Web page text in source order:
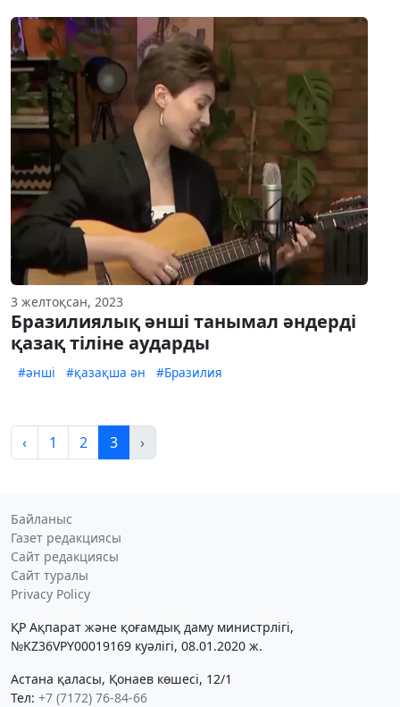
3 желтоқсан, 2023
Бразилиялық әнші танымал әндерді
қазақ тіліне аударды
#әнші #қазақша ән #Бразилия
‹ 1 2 3 ›
Байланыс
Газет редакциясы
Сайт редакциясы
Сайт туралы
Privacy Policy
ҚР Ақпарат және қоғамдық даму министрлігі,
№KZ36VPY00019169 куәлігі, 08.01.2020 ж.
Астана қаласы, Қонаев көшесі, 12/1
Тел: +7 (7172) 76-84-66